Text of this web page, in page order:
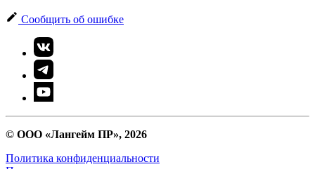
Сообщить об ошибке
© ООО «Лангейм ПР», 2026
Политика конфиденциальности